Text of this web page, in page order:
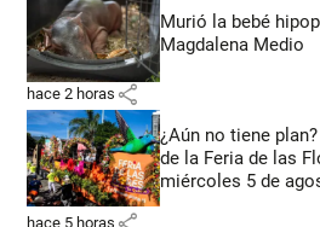
Murió la bebé
Magdalena Medio
hace 2 horas share
¿Aún no tiene
de la Feria de las
miércoles 5 de
hace 5 horas